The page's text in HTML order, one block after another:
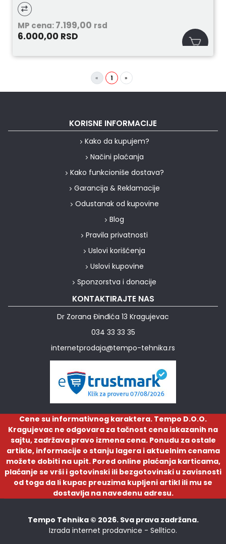
MP cena:7.199,00 rsd
6.000,00 RSD
« 1 »
KORISNE INFORMACIJE
Kako da kupujem?
Načini plaćanja
Kako funkcioniše dostava?
Garancija & Reklamacije
Odustanak od kupovine
Blog
Pravila privatnosti
Uslovi korišćenja
Uslovi kupovine
Sponzorstva i donacije
KONTAKTIRAJTE NAS
Dr Zorana Đinđića 13 Kragujevac
034 33 33 35
internetprodaja@tempo-tehnika.rs
Cene su informativnog karaktera. Tempo D.O.O.
Kragujevac ne odgovara za tačnost cena iskazanih na
sajtu, zadržava pravo izmena cena. Ponudu za ostale
artikle, informacije o stanju lagera i aktuelnim cenama
možete dobiti na upit. Pored online plaćanja karticama,
plaćanje se vrši i gotovinski ili bezgotovinski u zavisnosti
od toga da li kupac preuzima kupljeni artikl ili mu se
dostavlja na navedenu adresu.
Tempo Tehnika © 2026. Sva prava zadržana.
Izrada internet prodavnice - Selltico.